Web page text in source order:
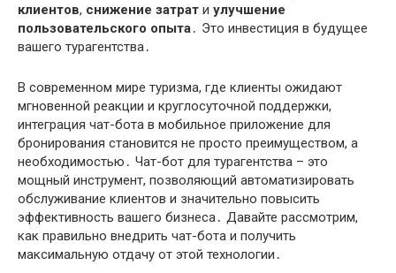
клиентов, снижение затрат и улучшение
пользовательского опыта․ Это инвестиция в будущее
вашего турагентства․
В современном мире туризма, где клиенты ожидают
мгновенной реакции и круглосуточной поддержки,
интеграция чат-бота в мобильное приложение для
бронирования становится не просто преимуществом, а
необходимостью․ Чат-бот для турагентства – это
мощный инструмент, позволяющий автоматизировать
обслуживание клиентов и значительно повысить
эффективность вашего бизнеса․ Давайте рассмотрим,
как правильно внедрить чат-бота и получить
максимальную отдачу от этой технологии․